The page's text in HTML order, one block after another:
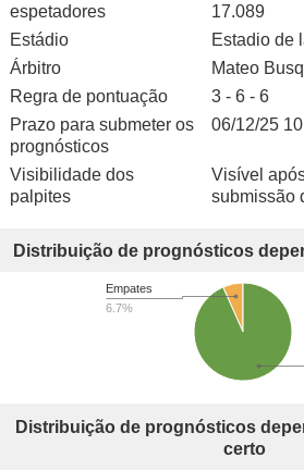
espetadores
17.089
Estádio
Estadio de
Árbitro
Mateo
Regra de pontuação
3 - 6 - 6
Prazo para submeter os
prognósticos
06/12/25
Visibilidade dos
palpites
Visível
submissão
Distribuição de prognósticos
Empates
6.7%
Distribuição de prognósticos
certo